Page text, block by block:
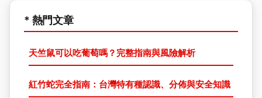
* 熱門文章
天竺鼠可以吃葡萄嗎？完整指南與風險解析
紅竹蛇完全指南：台灣特有種認識、分佈與安全知識